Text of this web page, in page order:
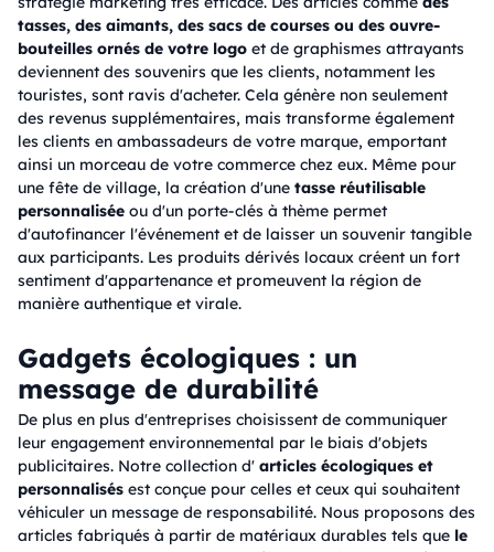
tasses, des aimants, des sacs de courses ou des ouvre-
bouteilles ornés de votre logo et de graphismes attrayants
deviennent des souvenirs que les clients, notamment les
touristes, sont ravis d'acheter. Cela génère non seulement
des revenus supplémentaires, mais transforme également
les clients en ambassadeurs de votre marque, emportant
ainsi un morceau de votre commerce chez eux. Même pour
une fête de village, la création d'une tasse réutilisable
personnalisée ou d'un porte-clés à thème permet
d'autofinancer l'événement et de laisser un souvenir tangible
aux participants. Les produits dérivés locaux créent un fort
sentiment d'appartenance et promeuvent la région de
manière authentique et virale.
Gadgets écologiques : un
message de durabilité
De plus en plus d'entreprises choisissent de communiquer
leur engagement environnemental par le biais d'objets
publicitaires. Notre collection d' articles écologiques et
personnalisés est conçue pour celles et ceux qui souhaitent
véhiculer un message de responsabilité. Nous proposons des
articles fabriqués à partir de matériaux durables tels que le